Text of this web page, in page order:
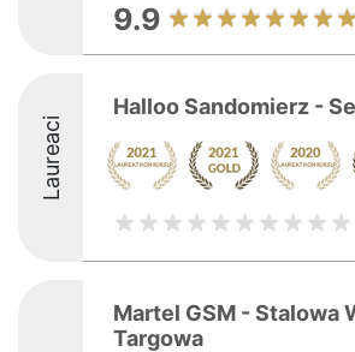
9.9
Laureaci
Halloo Sandomierz -
Martel GSM - Stalowa
Targowa